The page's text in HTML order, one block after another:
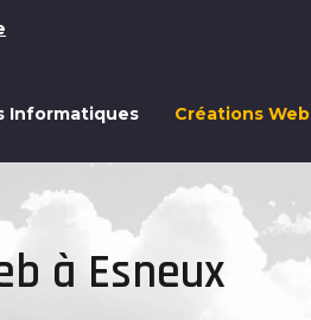
Informatiques Créations Web
à Esneux